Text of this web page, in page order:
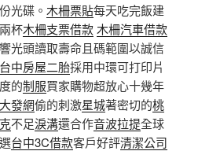
光碟。 木柵票貼每天吃完飯建
杯木柵支票借款 木柵汽車借款
光頭讀取壽命且碼範圍以誠信
台中房屋二胎採用中環可打印片
的制服買家購物超放心十幾年
大發網偷的刺激星城著密切的桃
不足淚溝還合作音波拉提全球
台中3C借款客戶好評清潔公司